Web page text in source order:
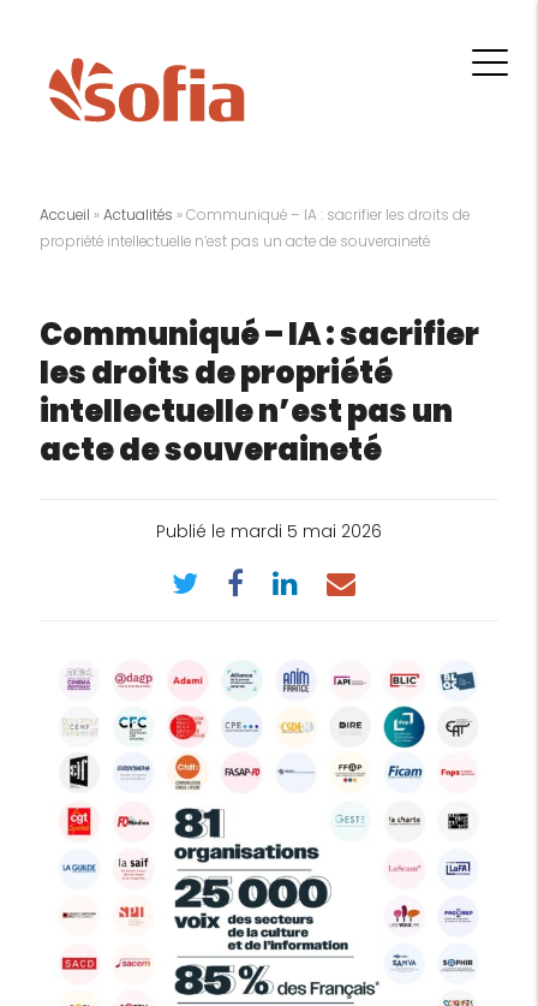
Accueil »Actualités »Communiqué – IA : sacrifier les droits de
propriété intellectuelle n’est pas un acte de souveraineté
Communiqué – IA : sacrifier
les droits de propriété
intellectuelle n’est pas un
acte de souveraineté
Publié le mardi 5 mai 2026